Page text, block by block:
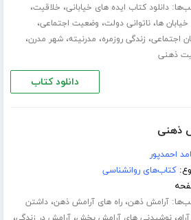
دانلود کتاب ایده های خیابانی، خلاقیت،
خیابان ها،ناتوانی دولت، وضعیت اجتماعی،
اجتماعی، زندگی روزمره، مدرنیته،شهر مدرن،
ذهنی
دانلود کتاب
احمدپور
کتاب‌های روانشناسی
آرامش ذهن،راه های آرامش ذهن،داشتن